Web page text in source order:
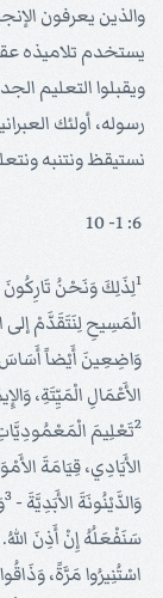
والذين يعرفون
يستخدم تلاميذه
ويقبلوا التعليم
رسوله، أولئك
نستيقظ ونتنبه
6: 1- 10
1لِذَلِكَ وَنَحْنُ تَارِكُونَ
الْمَسِيحِ لِنَتَقَدَّمْ إلى
وَاضِعِينَ أَيْضاً أَسَاسَ
الأَعْمَالِ الْمَيِّتَةِ،
2تَعْلِيمَ
الأَيَادِي، قِيَامَةَ
وَالدَّيْنُونَةَ الأَبَدِيَّةَ - 3
سَنَفْعَلُهُ إِنْ أَذِنَ اللهُ.
اسْتُنِيرُوا مَرَّةً،